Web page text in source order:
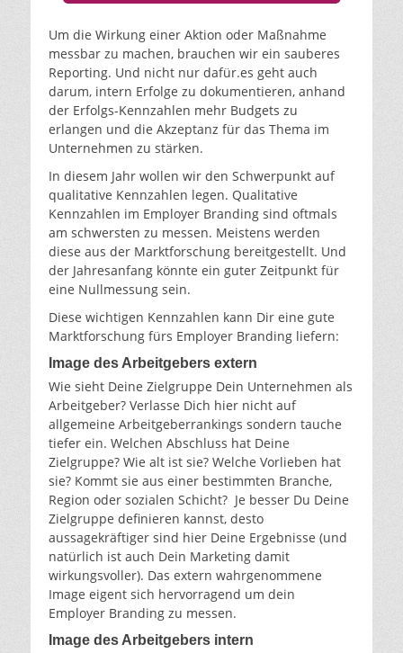
Um die Wirkung einer Aktion oder Maßnahme
messbar zu machen, brauchen wir ein sauberes
Reporting. Und nicht nur dafür.es geht auch
darum, intern Erfolge zu dokumentieren, anhand
der Erfolgs-Kennzahlen mehr Budgets zu
erlangen und die Akzeptanz für das Thema im
Unternehmen zu stärken.
In diesem Jahr wollen wir den Schwerpunkt auf
qualitative Kennzahlen legen. Qualitative
Kennzahlen im Employer Branding sind oftmals
am schwersten zu messen. Meistens werden
diese aus der Marktforschung bereitgestellt. Und
der Jahresanfang könnte ein guter Zeitpunkt für
eine Nullmessung sein.
Diese wichtigen Kennzahlen kann Dir eine gute
Marktforschung fürs Employer Branding liefern:
Image des Arbeitgebers extern
Wie sieht Deine Zielgruppe Dein Unternehmen als
Arbeitgeber? Verlasse Dich hier nicht auf
allgemeine Arbeitgeberrankings sondern tauche
tiefer ein. Welchen Abschluss hat Deine
Zielgruppe? Wie alt ist sie? Welche Vorlieben hat
sie? Kommt sie aus einer bestimmten Branche,
Region oder sozialen Schicht? Je besser Du Deine
Zielgruppe definieren kannst, desto
aussagekräftiger sind hier Deine Ergebnisse (und
natürlich ist auch Dein Marketing damit
wirkungsvoller). Das extern wahrgenommene
Image eigent sich hervorragend um dein
Employer Branding zu messen.
Image des Arbeitgebers intern